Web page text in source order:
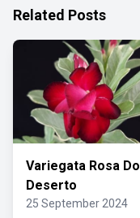
Related Posts
Variegata Rosa Do
Deserto
25 September 2024